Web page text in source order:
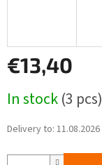
€13,40
price:
In stock(3 pcs)
Delivery to: 11.08.2026